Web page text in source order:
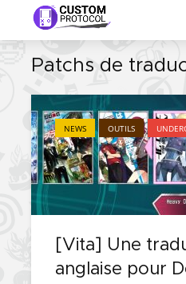
Patchs de
NEWS OUTILS
[Vita] Une
anglaise pour